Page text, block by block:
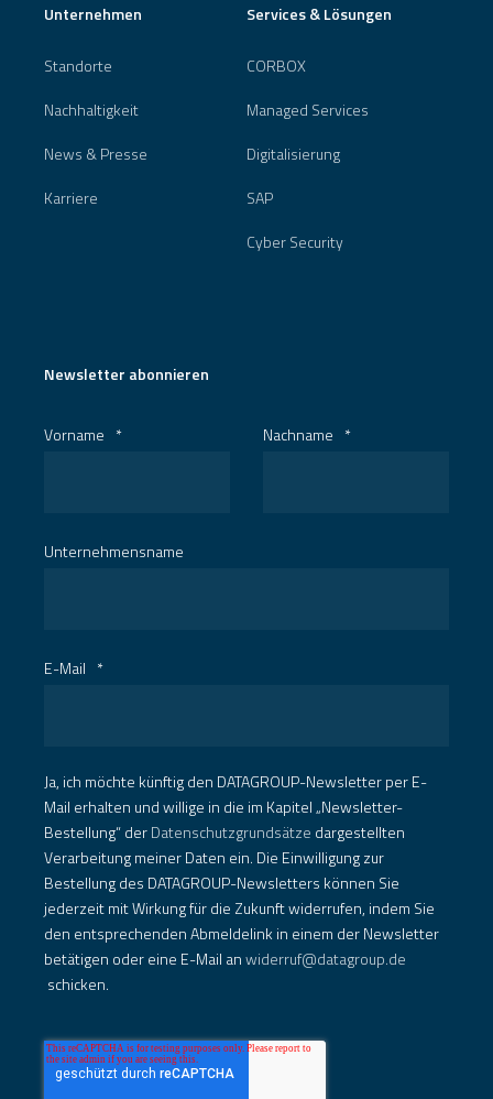
Unternehmen
Standorte
Nachhaltigkeit
News & Presse
Karriere
Services & Lösungen
CORBOX
Managed Services
Digitalisierung
SAP
Cyber Security
Newsletter abonnieren
Vorname * Nachname *
Unternehmensname
E-Mail *
Ja, ich möchte künftig den DATAGROUP-Newsletter per E-
Mail erhalten und willige in die im Kapitel „Newsletter-
Bestellung“ derDatenschutzgrundsätze dargestellten
Verarbeitung meiner Daten ein. Die Einwilligung zur
Bestellung des DATAGROUP-Newsletters können Sie
jederzeit mit Wirkung für die Zukunft widerrufen, indem Sie
den entsprechenden Abmeldelink in einem der Newsletter
betätigen oder eine E-Mail anwiderruf@datagroup.de
schicken.